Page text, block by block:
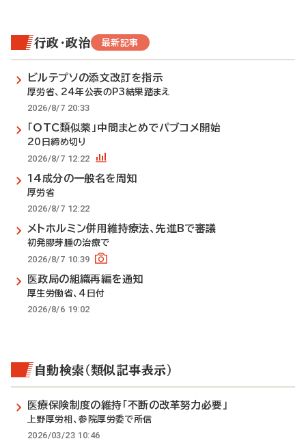
行政・政治 最新記事
ビルテプソの添文改訂を指示
厚労省、24年公表のP3結果踏まえ
2026/8/7 20:33
「OTC類似薬」中間まとめでパブコメ開始
20日締め切り
2026/8/7 12:22
14成分の一般名を周知
厚労省
2026/8/7 12:22
メトホルミン併用維持療法、先進Bで審議
初発膠芽腫の治療で
2026/8/7 10:39
医政局の組織再編を通知
厚生労働省、4日付
2026/8/6 19:02
自動検索（類似記事表示）
医療保険制度の維持「不断の改革努力必要」
上野厚労相、参院厚労委で所信
2026/03/23 10:46